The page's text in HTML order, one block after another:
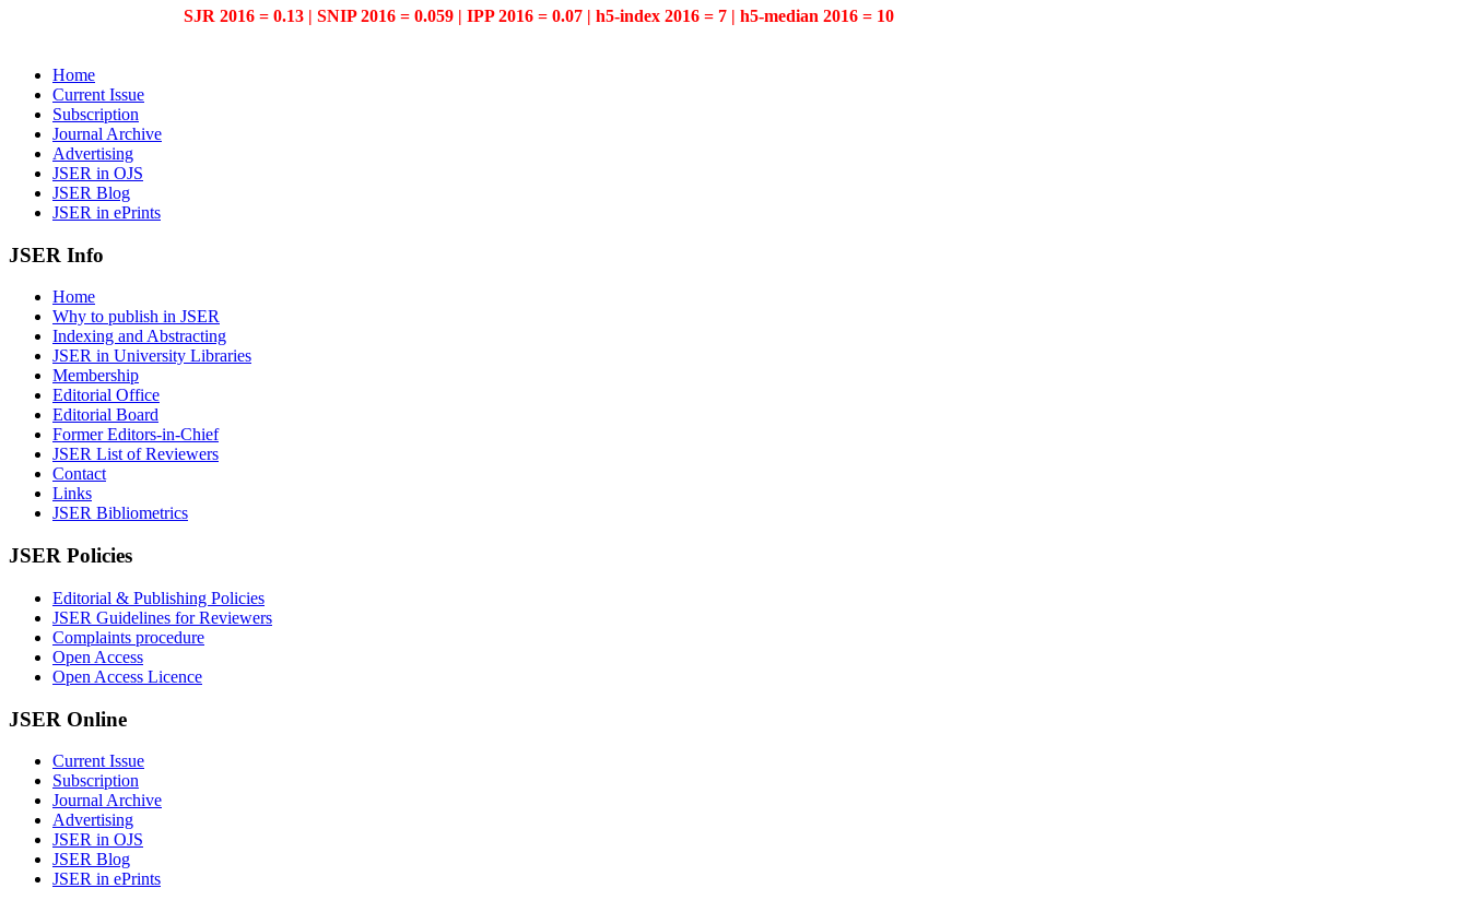
SJR 2016 = 0.13 | SNIP 2016 = 0.059 | IPP 2016 = 0.07 | h5-index 2016 = 7 | h5-median 2016 = 10
Home
Current Issue
Subscription
Journal Archive
Advertising
JSER in OJS
JSER Blog
JSER in ePrints
JSER Info
Home
Why to publish in JSER
Indexing and Abstracting
JSER in University Libraries
Membership
Editorial Office
Editorial Board
Former Editors-in-Chief
JSER List of Reviewers
Contact
Links
JSER Bibliometrics
JSER Policies
Editorial & Publishing Policies
JSER Guidelines for Reviewers
Complaints procedure
Open Access
Open Access Licence
JSER Online
Current Issue
Subscription
Journal Archive
Advertising
JSER in OJS
JSER Blog
JSER in ePrints